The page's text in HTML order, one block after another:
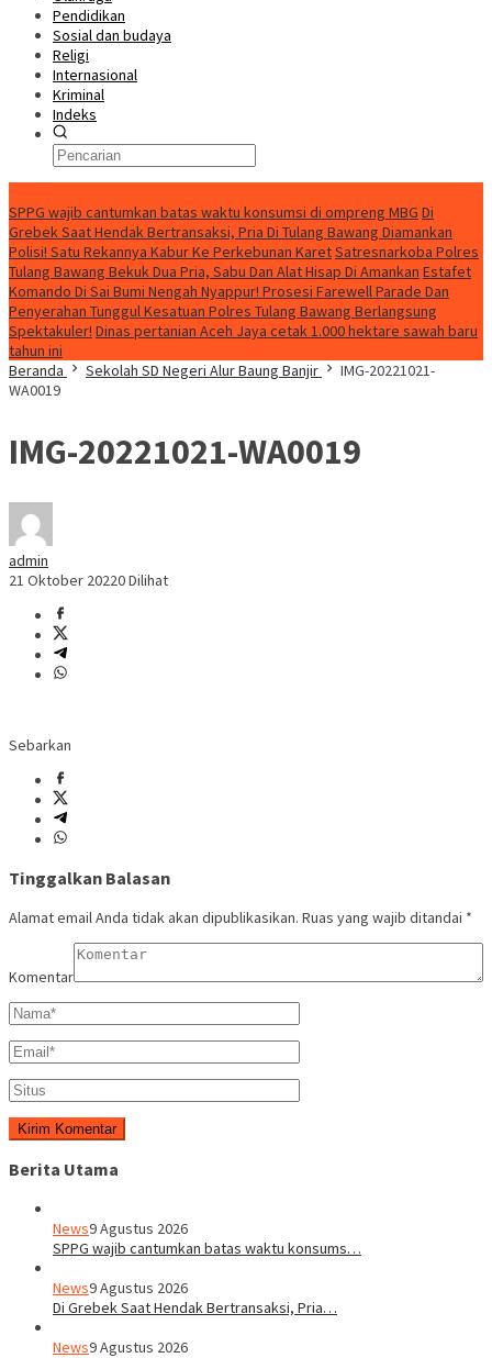
Pendidikan
Sosial dan budaya
Religi
Internasional
Kriminal
Indeks
SPPG wajib cantumkan batas waktu konsumsi di ompreng MBG Di
Grebek Saat Hendak Bertransaksi, Pria Di Tulang Bawang Diamankan
Polisi! Satu Rekannya Kabur Ke Perkebunan KaretSatresnarkoba Polres
Tulang Bawang Bekuk Dua Pria, Sabu Dan Alat Hisap Di Amankan Estafet
Komando Di Sai Bumi Nengah Nyappur! Prosesi Farewell Parade Dan
Penyerahan Tunggul Kesatuan Polres Tulang Bawang Berlangsung
Spektakuler! Dinas pertanian Aceh Jaya cetak 1.000 hektare sawah baru
tahun ini
Beranda
Sekolah SD Negeri Alur Baung Banjir
IMG-20221021-
WA0019
IMG-20221021-WA0019
admin
21 Oktober 20220 Dilihat
Sebarkan
Tinggalkan Balasan
Alamat email Anda tidak akan dipublikasikan. Ruas yang wajib ditandai *
Komentar
Berita Utama
News9 Agustus 2026
SPPG wajib cantumkan batas waktu konsums…
News9 Agustus 2026
Di Grebek Saat Hendak Bertransaksi, Pria…
News9 Agustus 2026